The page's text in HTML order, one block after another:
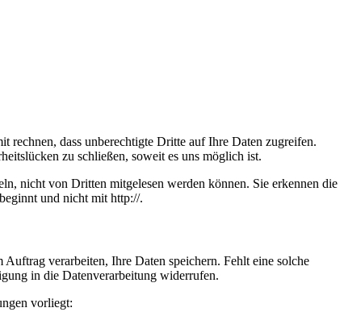
rechnen, dass unberechtigte Dritte auf Ihre Daten zugreifen.
zu schließen, soweit es uns möglich ist.
nicht von Dritten mitgelesen werden können. Sie erkennen die
und nicht mit http://.
verarbeiten, Ihre Daten speichern. Fehlt eine solche
in die Datenverarbeitung widerrufen.
vorliegt: